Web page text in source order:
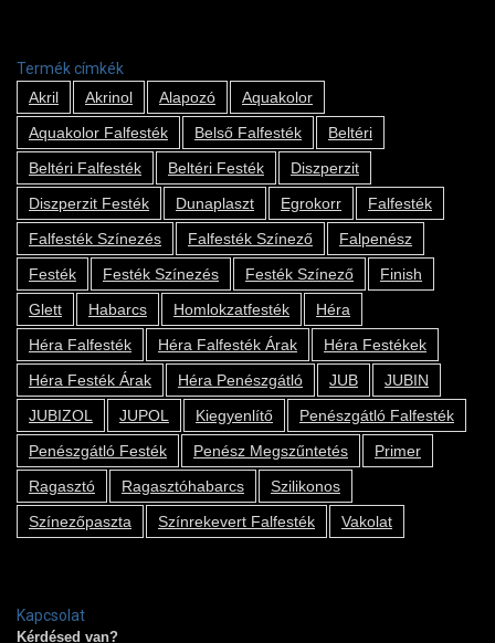
Termék címkék
Akril
Akrinol Alapozó
Aquakolor
Aquakolor Falfesték
Belső Falfesték
Beltéri
Beltéri Falfesték
Beltéri Festék
Diszperzit
Diszperzit Festék
Dunaplaszt Egrokorr
Falfesték
Falfesték Színezés
Falfesték Színező
Falpenész
Festék
Festék Színezés Festék Színező
Finish
Glett
Habarcs Homlokzatfesték
Héra
Héra Falfesték
Héra Falfesték Árak
Héra Festékek
Héra Festék Árak
Héra Penészgátló JUB
JUBIN
JUBIZOL
JUPOL Kiegyenlítő
Penészgátló Falfesték
Penészgátló Festék
Penész Megszűntetés
Primer
Ragasztó
Ragasztóhabarcs
Szilikonos
Színezőpaszta
Színrekevert Falfesték Vakolat
Kapcsolat
Kérdésed van?